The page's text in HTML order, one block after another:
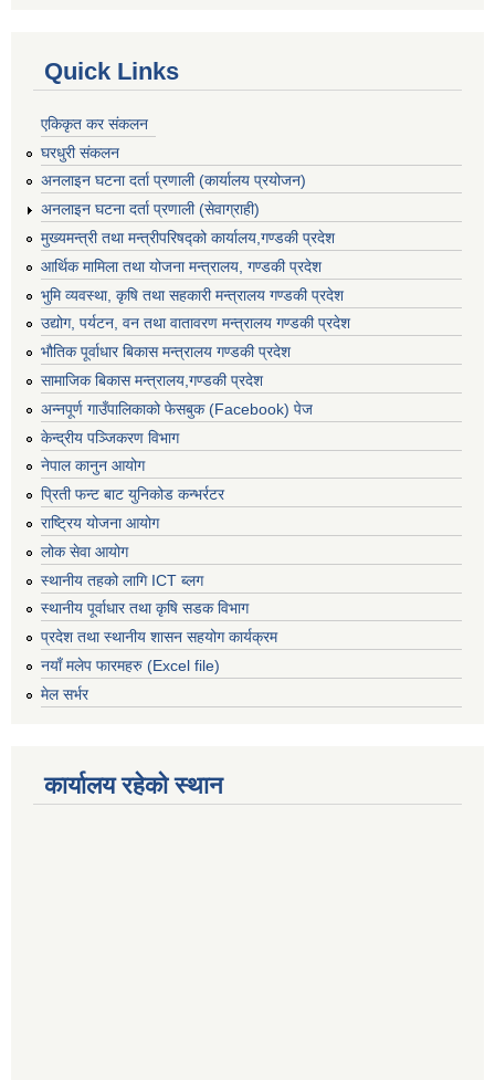
Quick Links
एकिकृत कर संकलन
घरधुरी संकलन
अनलाइन घटना दर्ता प्रणाली (कार्यालय प्रयोजन)
अनलाइन घटना दर्ता प्रणाली (सेवाग्राही)
मुख्यमन्त्री तथा मन्त्रीपरिषद्को कार्यालय,गण्डकी प्रदेश
आर्थिक मामिला तथा योजना मन्त्रालय, गण्डकी प्रदेश
भुमि व्यवस्था, कृषि तथा सहकारी मन्त्रालय गण्डकी प्रदेश
उद्योग, पर्यटन, वन तथा वातावरण मन्त्रालय गण्डकी प्रदेश
भौतिक पूर्वाधार बिकास मन्त्रालय गण्डकी प्रदेश
सामाजिक बिकास मन्त्रालय,गण्डकी प्रदेश
अन्नपूर्ण गाउँपालिकाको फेसबुक (Facebook) पेज
केन्द्रीय पञ्जिकरण विभाग
नेपाल कानुन आयोग
प्रिती फन्ट बाट युनिकोड कन्भर्रटर
राष्ट्रिय योजना आयोग
लोक सेवा आयोग
स्थानीय तहको लागि ICT ब्लग
स्थानीय पूर्वाधार तथा कृषि सडक विभाग
प्रदेश तथा स्थानीय शासन सहयोग कार्यक्रम
नयाँ मलेप फारमहरु (Excel file)
मेल सर्भर
कार्यालय रहेको स्थान